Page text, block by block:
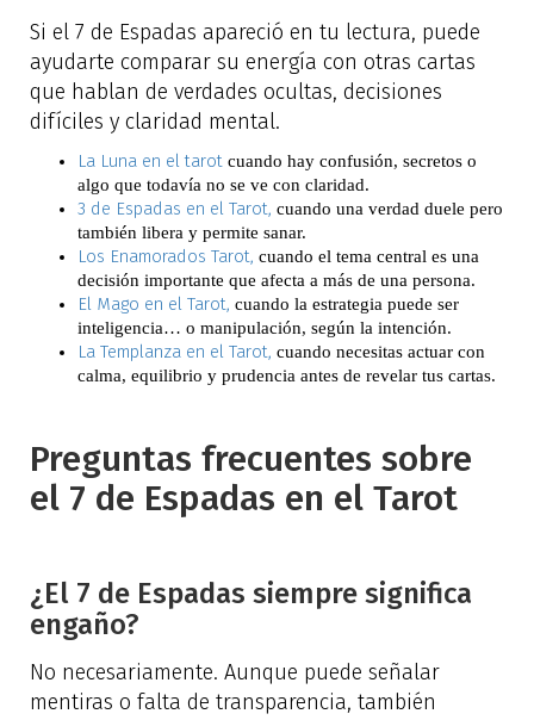
Si el 7 de Espadas apareció en tu lectura, puede
ayudarte comparar su energía con otras cartas
que hablan de verdades ocultas, decisiones
difíciles y claridad mental.
La Luna en el tarot cuando hay confusión, secretos o
algo que todavía no se ve con claridad.
3 de Espadas en el Tarot, cuando una verdad duele pero
también libera y permite sanar.
Los Enamorados Tarot, cuando el tema central es una
decisión importante que afecta a más de una persona.
El Mago en el Tarot, cuando la estrategia puede ser
inteligencia… o manipulación, según la intención.
La Templanza en el Tarot, cuando necesitas actuar con
calma, equilibrio y prudencia antes de revelar tus cartas.
Preguntas frecuentes sobre
el 7 de Espadas en el Tarot
¿El 7 de Espadas siempre significa
engaño?
No necesariamente. Aunque puede señalar
mentiras o falta de transparencia, también